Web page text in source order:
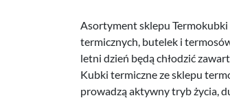
Asortyment sklepu
termicznych, butelek i
letni dzień będą chłodzić
Kubki termiczne ze sklepu
prowadzą aktywny tryb życia,